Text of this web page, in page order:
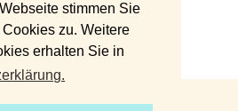
stimmen Sie
zu. Weitere
erhalten Sie in
IMPRESSUM